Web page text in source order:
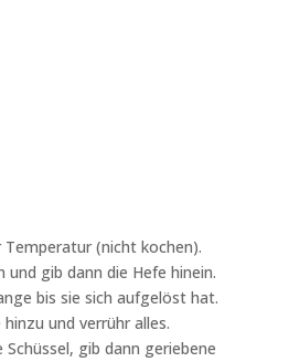
(nicht kochen).
und gib dann die Hefe hinein.
bis sie sich aufgelöst hat.
und verrühr alles.
Schüssel, gib dann geriebene